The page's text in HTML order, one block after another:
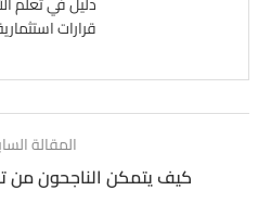
قرارات
المقالة
كيف يتمكن الناجحون من